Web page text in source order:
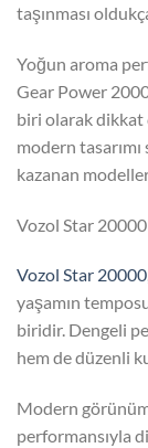
taşınması
Yoğun aroma
Gear Power
biri olarak dikkat
modern
kazanan
Vozol Star
Vozol Star 20000
yaşamın
biridir. Dengeli
hem de düzenli
Modern
performansıyla